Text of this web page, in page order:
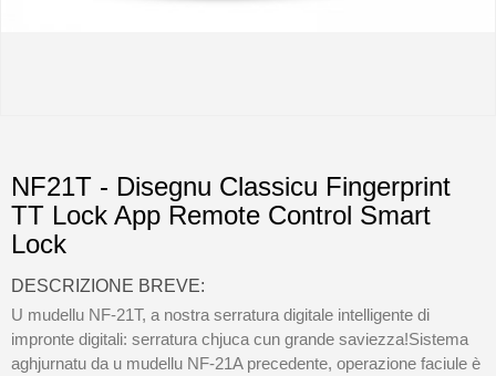
NF21T - Disegnu Classicu Fingerprint
TT Lock App Remote Control Smart
Lock
DESCRIZIONE BREVE:
U mudellu NF-21T, a nostra serratura digitale intelligente di
impronte digitali: serratura chjuca cun grande saviezza!Sistema
aghjurnatu da u mudellu NF-21A precedente, operazione faciule è